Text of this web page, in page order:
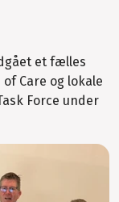
et fælles
Care og lokale
Force under